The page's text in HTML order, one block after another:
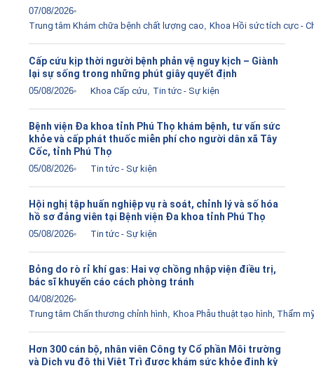
07/08/2026
Trung tâm Khám chữa bệnh chất lượng cao Khoa Hồi sức tích cực -
Cấp cứu kịp thời người bệnh phản vệ nguy kịch – Giành
lại sự sống trong những phút giây quyết định
05/08/2026 Khoa Cấp cứu Tin tức - Sự kiện
Bệnh viện Đa khoa tỉnh Phú Thọ khám bệnh, tư vấn sức
khỏe và cấp phát thuốc miễn phí cho người dân xã Tây
Cốc, tỉnh Phú Thọ
05/08/2026 Tin tức - Sự kiện
Hội nghị tập huấn nghiệp vụ rà soát, chỉnh lý và số hóa
hồ sơ đảng viên tại Bệnh viện Đa khoa tỉnh Phú Thọ
05/08/2026 Tin tức - Sự kiện
Bỏng do rò rỉ khí gas: Hai vợ chồng nhập viện điều trị,
bác sĩ khuyến cáo cách phòng tránh
04/08/2026
Trung tâm Chấn thương chỉnh hình Khoa Phẫu thuật tạo hình, Thẩm
Hơn 300 cán bộ, nhân viên Công ty Cổ phần Môi trường
và Dịch vụ đô thị Việt Trì được khám sức khỏe định kỳ